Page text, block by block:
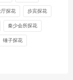
厅探花 步宾探花
秦少会所探花
锤子探花